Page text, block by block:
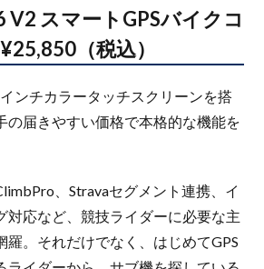
V2 スマートGPSバイクコ
（税込）
ンチカラータッチスクリーンを搭
の届きやすい価格で本格的な機能を
、Stravaセグメント連携、イ
対応など、競技ライダーに必要な主
羅。それだけでなく、はじめてGPS